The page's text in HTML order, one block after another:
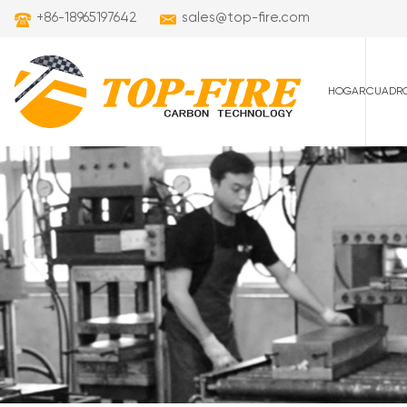
+86-18965197642 sales@top-fire.com
HOGAR